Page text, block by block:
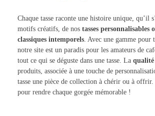
Chaque tasse raconte une histoire unique, qu’il
motifs créatifs, de nos tasses personnalisables
classiques intemporels . Avec une gamme pour
notre site est un paradis pour les amateurs de
tout ce qui se déguste dans une tasse. La qualité
produits, associée à une touche de
tasse une pièce de collection à chérir ou à
pour rendre chaque gorgée mémorable !